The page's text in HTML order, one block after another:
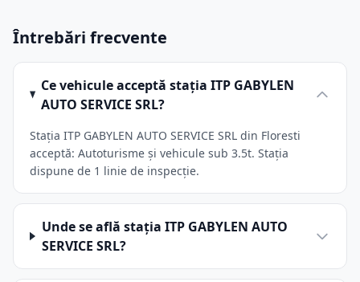
Întrebări frecvente
Ce vehicule acceptă stația ITP GABYLEN
AUTO SERVICE SRL?
Stația ITP GABYLEN AUTO SERVICE SRL din Floresti
acceptă: Autoturisme și vehicule sub 3.5t. Stația
dispune de 1 linie de inspecție.
Unde se află stația ITP GABYLEN AUTO
SERVICE SRL?